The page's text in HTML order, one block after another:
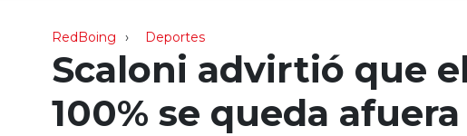
RedBoing Deportes
Scaloni advirtió que
100% se queda